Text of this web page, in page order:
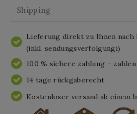
Shipping
Lieferung direkt zu Ihnen nach
(inkl. sendungsverfolgungi)
100 % sichere zahlung –
14 tage rückgaberecht
Kostenloser versand ab einem